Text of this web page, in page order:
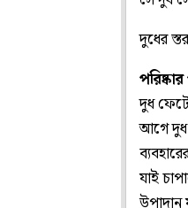
দুধের
দুধ
আগে দুধ
যাই